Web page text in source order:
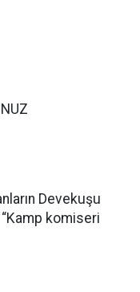
Devekuşu
“Kamp komiseri